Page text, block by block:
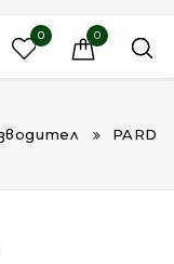
0 0
PARD